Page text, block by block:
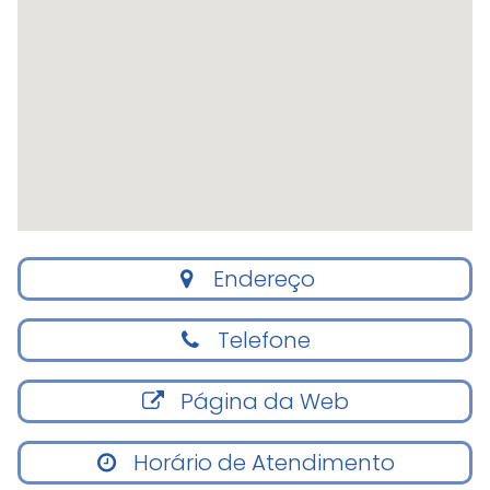
Endereço
Telefone
Página da Web
Horário de Atendimento